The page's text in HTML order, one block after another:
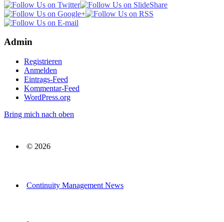
Admin
Registrieren
Anmelden
Eintrags-Feed
Kommentar-Feed
WordPress.org
Bring mich nach oben
© 2026
Continuity Management News